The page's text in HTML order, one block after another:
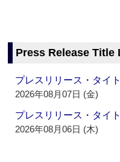
Press Release Title
プレスリリース・タイ
2026年08月07日 (金)
プレスリリース・タイ
2026年08月06日 (木)